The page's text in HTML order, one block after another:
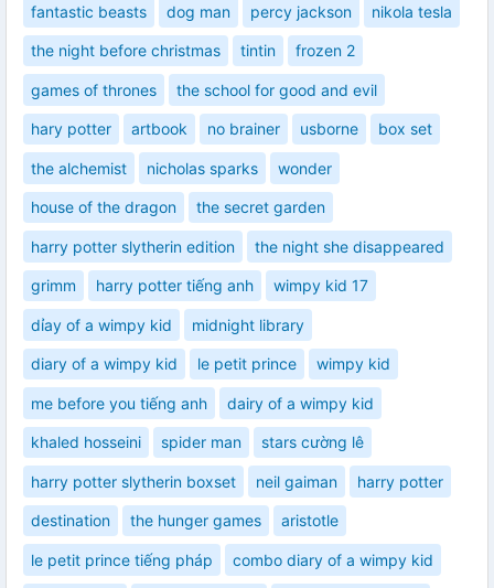
fantastic beasts dog man percy jackson nikola tesla
the night before christmas tintin frozen 2
games of thrones the school for good and evil
hary potter artbook no brainer usborne box set
the alchemist nicholas sparks wonder
house of the dragon the secret garden
harry potter slytherin edition the night she disappeared
grimm harry potter tiếng anh wimpy kid 17
dỉay of a wimpy kid midnight library
diary of a wimpy kid le petit prince wimpy kid
me before you tiếng anh dairy of a wimpy kid
khaled hosseini spider man stars cường lê
harry potter slytherin boxset neil gaiman harry potter
destination the hunger games aristotle
le petit prince tiếng pháp combo diary of a wimpy kid